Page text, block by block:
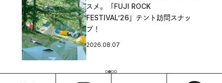
スメ。「FUJI ROCK
FESTIVAL’26」テント訪問スナッ
プ！
2026.08.07